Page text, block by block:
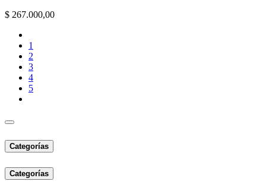
$ 267.000,00
1
2
3
4
5
Categorías
Categorías